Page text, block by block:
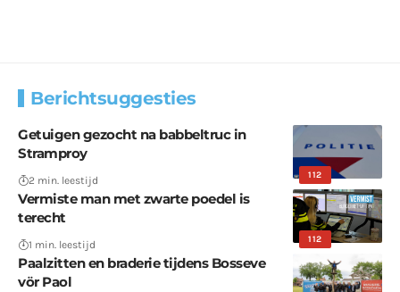
Berichtsuggesties
112
Getuigen gezocht na babbeltruc in
Stramproy
2 min. leestijd
112
Vermiste man met zwarte poedel is
terecht
1 min. leestijd
Paalzitten en braderie tijdens Bosseve
vör Paol